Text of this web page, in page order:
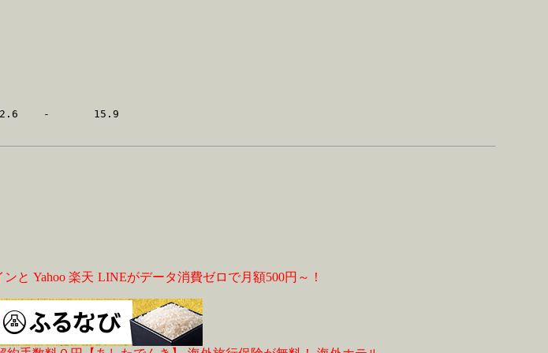
ンと Yahoo 楽天 LINEがデータ消費ゼロで月額500円～！